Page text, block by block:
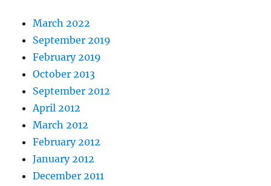
March 2022
September 2019
February 2019
October 2013
September 2012
April 2012
March 2012
February 2012
January 2012
December 2011